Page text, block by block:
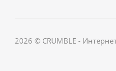
2026 © CRUMBLE -